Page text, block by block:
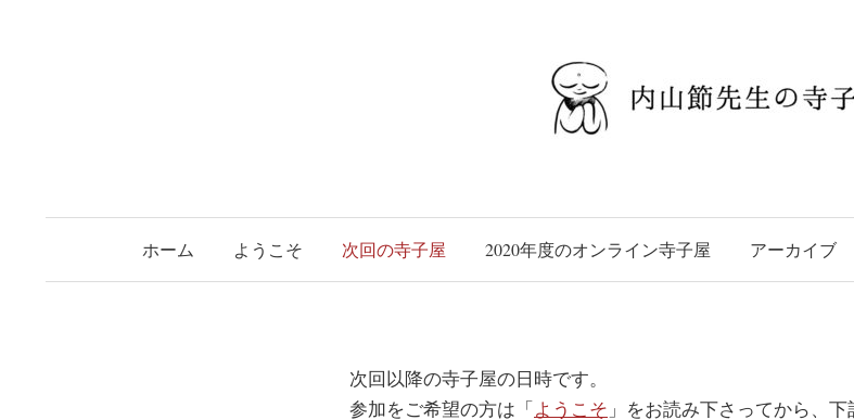
キ
プ
ホーム ようこそ 次回の寺子屋 2020年度のオンライン寺子屋 アーカイブ
次回以降の寺子屋の日時です。
参加をご希望の方は「ようこそ 」をお読み下さってから、